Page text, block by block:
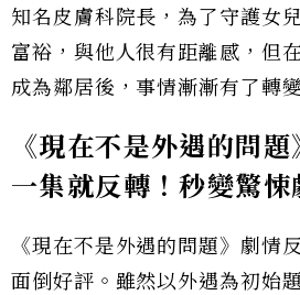
知名皮膚科院長，為了守護女
富裕，與他人很有距離感，但
成為鄰居後，事情漸漸有了轉
《現在不是外遇的問題
一集就反轉！秒變驚悚
《現在不是外遇的問題》劇情
面倒好評。雖然以外遇為初始